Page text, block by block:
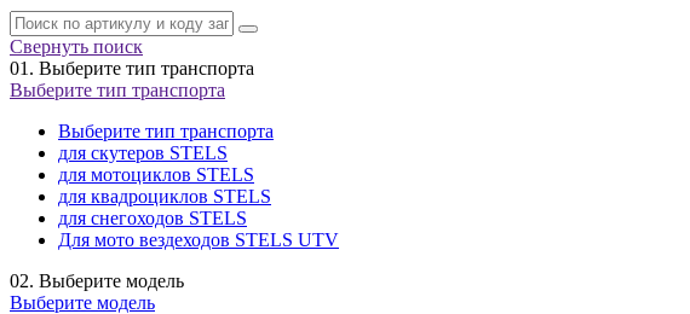
Свернуть поиск
01. Выберите тип транспорта
Выберите тип транспорта
Выберите тип транспорта
для скутеров STELS
для мотоциклов STELS
для квадроциклов STELS
для снегоходов STELS
Для мото вездеходов STELS UTV
02. Выберите модель
Выберите модель